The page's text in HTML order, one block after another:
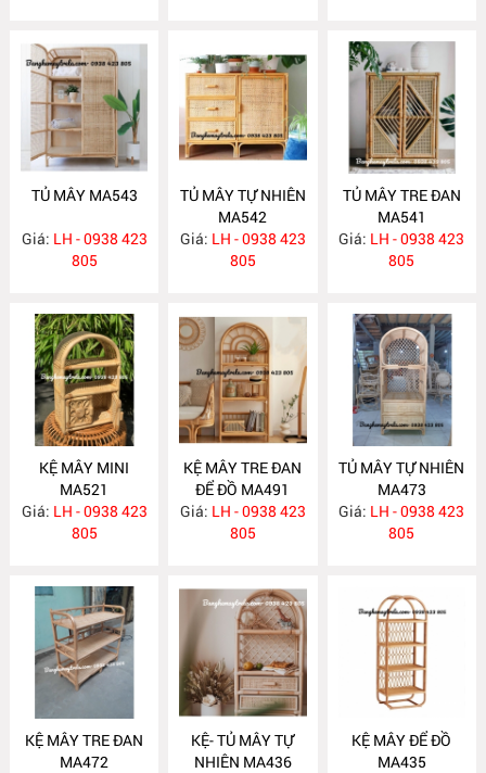
TỦ MÂY MA543
Giá: LH - 0938 423
805
TỦ MÂY TỰ NHIÊN
MA542
Giá: LH - 0938 423
805
TỦ MÂY TRE ĐAN
MA541
Giá: LH - 0938 423
805
KỆ MÂY MINI
MA521
Giá: LH - 0938 423
805
KỆ MÂY TRE ĐAN
ĐỂ ĐỒ MA491
Giá: LH - 0938 423
805
TỦ MÂY TỰ NHIÊN
MA473
Giá: LH - 0938 423
805
KỆ MÂY TRE ĐAN
MA472
KỆ- TỦ MÂY TỰ
NHIÊN MA436
KỆ MÂY ĐỂ ĐỒ
MA435